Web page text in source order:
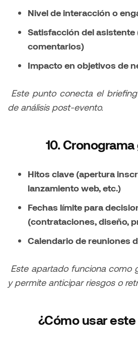
Nivel de interacción o
Satisfacción del asistente
comentarios)
Impacto en objetivos de
Este punto conecta el
de análisis post-evento.
10.
Hitos clave (apertura
lanzamiento web, etc.)
Fechas límite para
(contrataciones, diseño,
Calendario de reuniones
Este apartado funciona como
y permite anticipar riesgos o
¿Cómo usar